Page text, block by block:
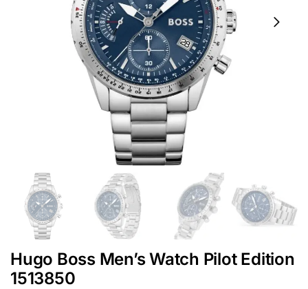
Hugo Boss Men’s Watch Pilot Edition
1513850